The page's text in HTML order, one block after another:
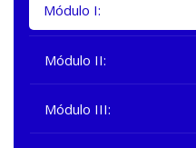
Módulo I:
Módulo II:
Módulo III: